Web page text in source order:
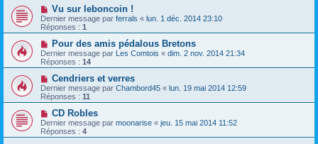
Vu sur leboncoin !
Dernier message par ferrals « lun. 1 déc. 2014 23:10
Réponses : 1
Pour des amis pédalous Bretons
Dernier message par Les Comtois « dim. 2 nov. 2014 21:34
Réponses : 14
Cendriers et verres
Dernier message par Chambord45 « lun. 19 mai 2014 12:59
Réponses : 11
CD Robles
Dernier message par moonarise « jeu. 15 mai 2014 11:52
Réponses : 4